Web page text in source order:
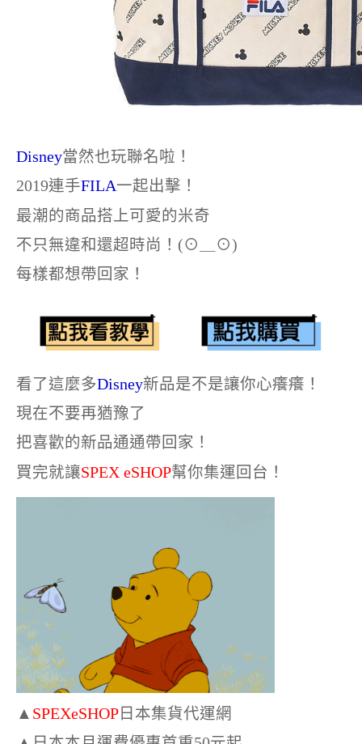
Disney當然也玩聯名啦！
2019連手FILA一起出擊！
最潮的商品搭上可愛的米奇
不只無違和還超時尚！(⊙＿⊙)
每樣都想帶回家！
看了這麼多Disney新品是不是讓你心癢癢！
現在不要再猶豫了
把喜歡的新品通通帶回家！
買完就讓SPEX eSHOP幫你集運回台！
▲ SPEXeSHOP 日本集貨代運網